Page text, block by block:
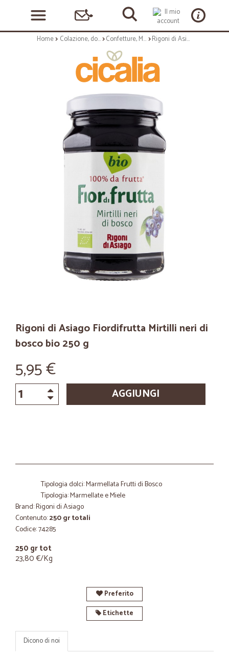
Home Colazione, dolciumi e snack Confetture, Miele e Nutella Rigoni di Asiago Fiordifrutta Mirtilli neri di bosco bio 250 g
Rigoni di Asiago Fiordifrutta Mirtilli neri di
bosco bio 250 g
5,95 €
AGGIUNGI
Tipologia dolci: Marmellata Frutti di Bosco
Tipologia: Marmellate e Miele
Brand: Rigoni di Asiago
Contenuto:250 gr totali
Codice: 74285
250 gr tot
23,80 €/Kg
Preferito
Etichette
Dicono di noi